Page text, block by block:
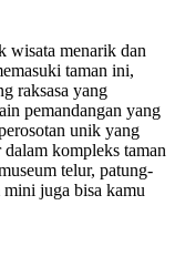
wisata menarik dan
taman ini,
raksasa yang
pemandangan yang
unik yang
kompleks taman
telur, patung-
juga bisa kamu